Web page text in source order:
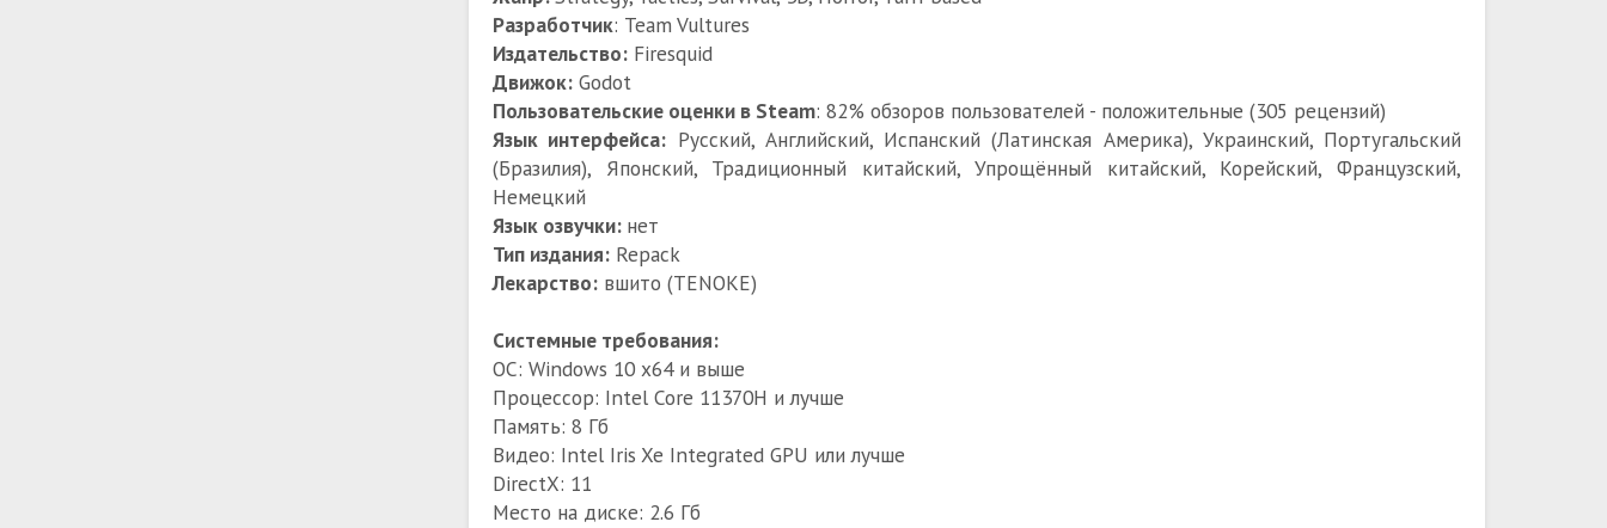
Разработчик: Team Vultures
Издательство: Firesquid
Движок: Godot
Пользовательские оценки в Steam: 82% обзоров пользователей - положительные (305 рецензий)
Язык интерфейса: Русский, Английский, Испанский (Латинская Америка), Украинский, Португальский
(Бразилия), Японский, Традиционный китайский, Упрощённый китайский, Корейский, Французский,
Немецкий
Язык озвучки: нет
Тип издания: Repack
Лекарство: вшито (TENOKE)
Системные требования:
ОС: Windows 10 x64 и выше
Процессор: Intel Core 11370H и лучше
Память: 8 Гб
Видео: Intel Iris Xe Integrated GPU или лучше
DirectX: 11
Место на диске: 2.6 Гб